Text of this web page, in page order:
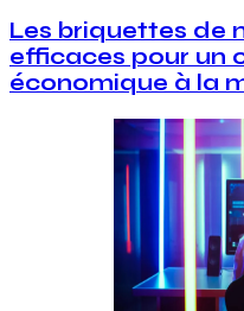
Les briquettes de
efficaces pour un
économique à la